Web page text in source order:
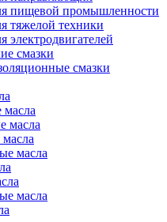
пищевой промышленности
тяжелой техники
электродвигателей
смазки
смазки
масла
масла
масла
масла